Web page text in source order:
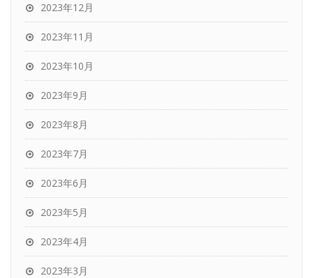
2023年12月
2023年11月
2023年10月
2023年9月
2023年8月
2023年7月
2023年6月
2023年5月
2023年4月
2023年3月